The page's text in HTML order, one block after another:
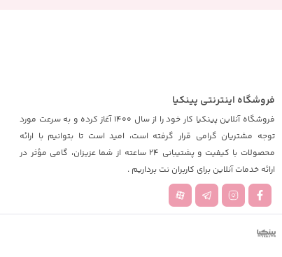
فروشگاه اینترنتی پینکیا
فروشگاه آنلاین پینکیا کار خود را از سال 1400 آغاز کرده و به سرعت مورد
توجه مشتریان گرامی قرار گرفته است، امید است تا بتوانیم با ارائه
محصولات با کیفیت و پشتیبانی 24 ساعته از شما عزیزان، گامی مؤثر در
ارائه خدمات آنلاین برای کاربران نت برداریم .